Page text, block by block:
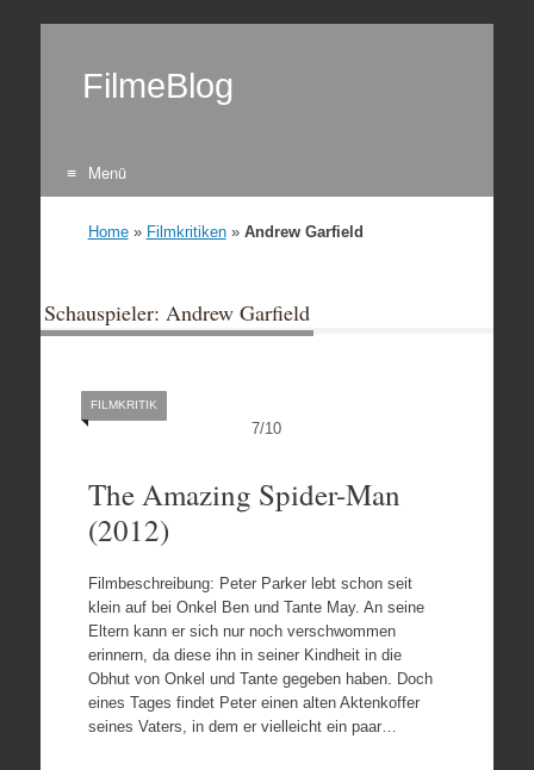
FilmeBlog
Menü
Home» Filmkritiken» Andrew Garfield
Schauspieler: Andrew Garfield
7/10
FILMKRITIK
The Amazing Spider-Man
(2012)
Filmbeschreibung: Peter Parker lebt schon seit
klein auf bei Onkel Ben und Tante May. An seine
Eltern kann er sich nur noch verschwommen
erinnern, da diese ihn in seiner Kindheit in die
Obhut von Onkel und Tante gegeben haben. Doch
eines Tages findet Peter einen alten Aktenkoffer
seines Vaters, in dem er vielleicht ein paar…